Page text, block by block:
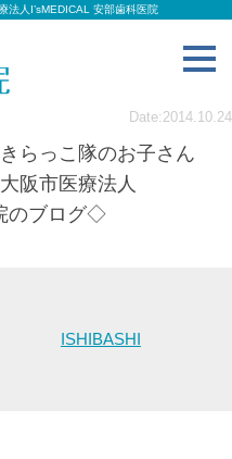
法人I’sMEDICAL 安部歯科医院
Date:2014.10.24
らっこ隊のお子さん
阪市医療法人
のブログ◇
ISHIBASHI